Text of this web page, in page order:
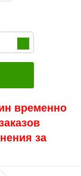
временно
за